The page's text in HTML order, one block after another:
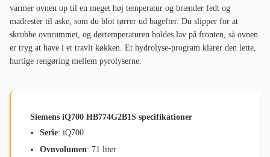
varmer ovnen op til en meget høj temperatur og brænder fedt og
madrester til aske, som du blot tørrer ud bagefter. Du slipper for at
skrubbe ovnrummet, og dørtemperaturen holdes lav på fronten, så ovnen
er tryg at have i et travlt køkken. Et hydrolyse-program klarer den lette,
hurtige rengøring mellem pyrolyserne.
Siemens iQ700 HB774G2B1S specifikationer
Serie: iQ700
Ovnvolumen: 71 liter